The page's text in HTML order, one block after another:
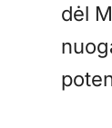
dėl